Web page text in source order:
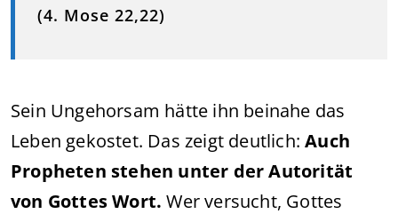
(4. Mose 22,22)
Sein Ungehorsam hätte ihn beinahe das
Leben gekostet. Das zeigt deutlich:Auch
Propheten stehen unter der Autorität
von Gottes Wort. Wer versucht, Gottes